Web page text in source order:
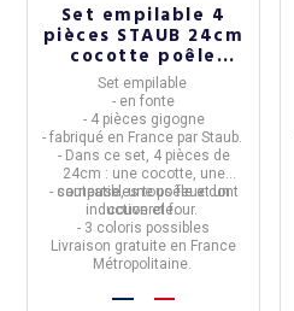
Set empilable 4
pièces STAUB 24cm
cocotte poêle
sauteuse en fonte -
3 coloris
Set empilable
- en fonte
- 4 pièces gigogne
- fabriqué en FranceparStaub.
- Dans ce set, 4 pièces de
24cm : une cocotte, une
sauteuse, une poêle et un
couvercle.
- compatibles tous feux dont
induction et four.
- 3 coloris possibles
Livraison gratuite en France
Métropolitaine.